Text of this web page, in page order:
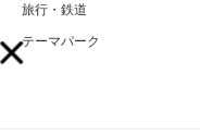
旅行・鉄道
テーマパーク